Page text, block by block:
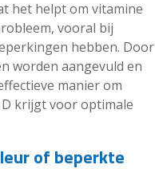
het helpt om vitamine
vooral bij
hebben. Door
worden aangevuld en
manier om
krijgt voor optimale
of beperkte